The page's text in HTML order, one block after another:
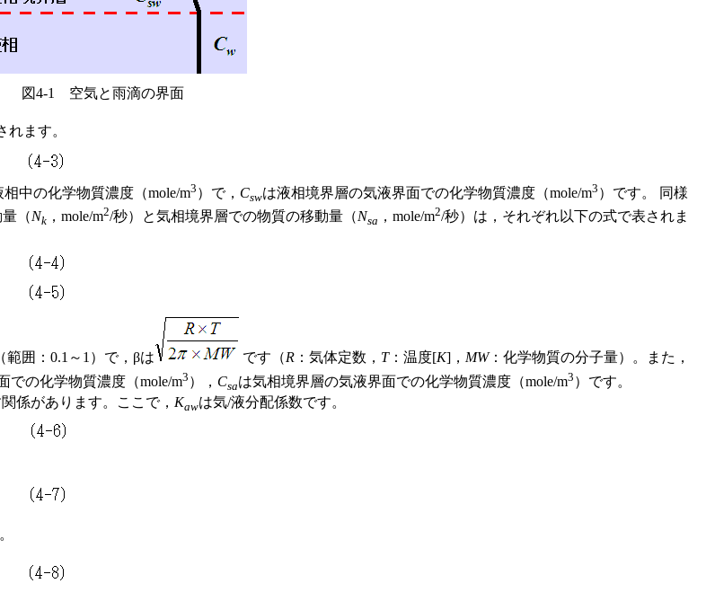
図4-1 空気と雨滴の界面
れます。
相中の化学物質濃度（mole/m3 ）で， Cswは液相境界層の気液界面での化学物質濃度（mole/m3 ）です。 同様
（Nk ，mole/m2/秒）と気相境界層での物質の移動量（Nsa ，mole/m2/秒）は，それぞれ以下の式で表されま
囲：0.1～1）で，βは です（R ：気体定数， T：温度[K]， MW：化学物質の分子量）。また，
での化学物質濃度（mole/m3 ）， Csaは気相境界層の気液界面での化学物質濃度（mole/m3 ）です。
係があります。ここで， Kawは気/液分配係数です。